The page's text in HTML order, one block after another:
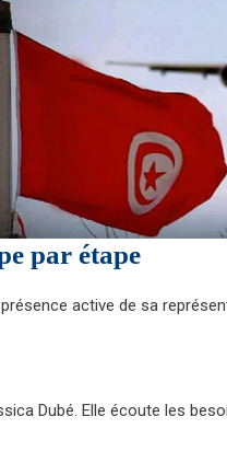
par étape
active de sa
Dubé. Elle écoute les